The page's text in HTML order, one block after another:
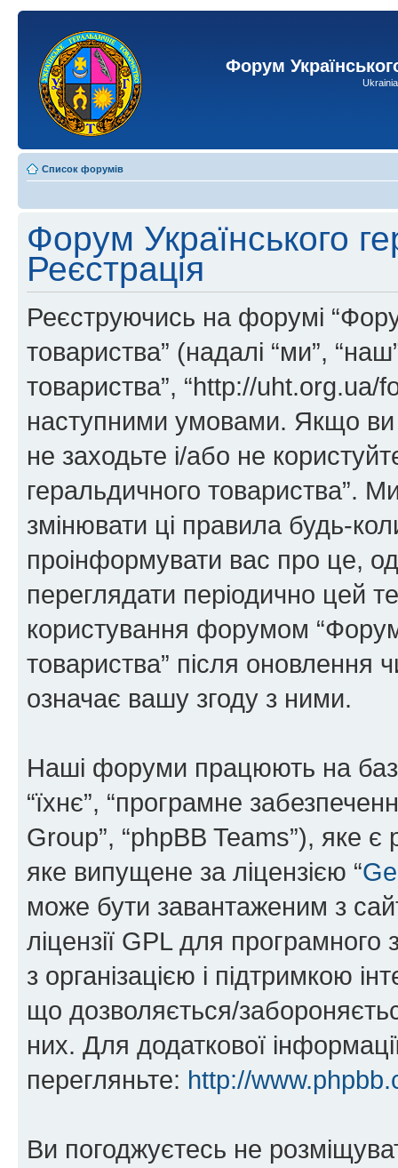
Форум
Список форумів
Форум Українського
Реєстрація
Реєструючись на форумі
товариства” (надалі “ми”,
товариства”, “http://uht.org.ua/
наступними умовами. Якщо ви
не заходьте і/або не
геральдичного товариства”.
змінювати ці правила будь-
проінформувати вас про це,
переглядати періодично цей
користування форумом
товариства” після оновлення
означає вашу згоду з ними.
Наші форуми працюють на
“їхнє”, “програмне
Group”, “phpBB Teams”), яке
яке випущене за ліцензією “
може бути завантаженим з
ліцензії GPL для
з організацією і підтримкою
що дозволяється/
них. Для додаткової
перегляньте: http://
Ви погоджуєтесь не